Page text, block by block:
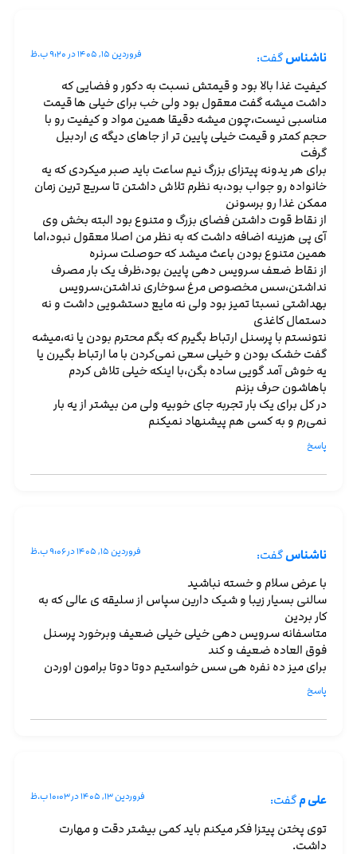
ناشناسگفت: فروردین ۱۵, ۱۴۰۵ در ۹:۲۰ ب.ظ
کیفیت غذا بالا بود و قیمتش نسبت به دکور و فضایی که
داشت میشه گفت معقول بود ولی خب برای خیلی ها قیمت
مناسبی نیست،چون میشه دقیقا همین مواد و کیفیت رو با
حجم کمتر و قیمت خیلی پایین تر از جاهای دیگه ی اردبیل
گرفت
برای هر یدونه پیتزای بزرگ نیم ساعت باید صبر میکردی که یه
خانواده رو جواب بود،به نظرم تلاش داشتن تا سریع ترین زمان
ممکن غذا رو برسونن
از نقاط قوت داشتن فضای بزرگ و متنوع بود البته بخش وی
آی پی هزینه اضافه داشت که به نظر من اصلا معقول نبود،اما
همین متنوع بودن باعث میشد که حوصلت سرنره
از نقاط ضعف سرویس دهی پایین بود،ظرف یک بار مصرف
نداشتن،سس مخصوص مرغ سوخاری نداشتن،سرویس
بهداشتی نسبتا تمیز بود ولی نه مایع دستشویی داشت و نه
دستمال کاغذی
نتونستم با پرسنل ارتباط بگیرم که بگم محترم بودن یا نه،میشه
گفت خشک بودن و خیلی سعی نمی‌کردن با ما ارتباط بگیرن یا
یه خوش آمد گویی ساده بگن،با اینکه خیلی تلاش کردم
باهاشون حرف بزنم
در کل برای یک بار تجربه جای خوبیه ولی من بیشتر از یه بار
نمی‌رم و به کسی هم پیشنهاد نمیکنم
پاسخ
ناشناسگفت: فروردین ۱۵, ۱۴۰۵ در ۹:۰۶ ب.ظ
با عرض سلام و خسته نباشید
سالنی بسیار زیبا و شیک دارین سپاس از سلیقه ی عالی که به
کار بردین
متاسفانه سرویس دهی خیلی خیلی ضعیف وبرخورد پرسنل
فوق العاده ضعیف و کند
برای میز ده نفره هی سس خواستیم دوتا دوتا برامون اوردن
پاسخ
علی مگفت: فروردین ۱۳, ۱۴۰۵ در ۱۰:۰۳ ب.ظ
توی پختن پیتزا فکر میکنم باید کمی بیشتر دقت و مهارت
داشت.